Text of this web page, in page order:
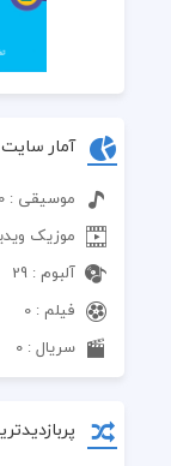
آمار سایت
موسیقی : 3650
موزیک ویدیو
آلبوم : 29
فیلم : 0
سریال : 0